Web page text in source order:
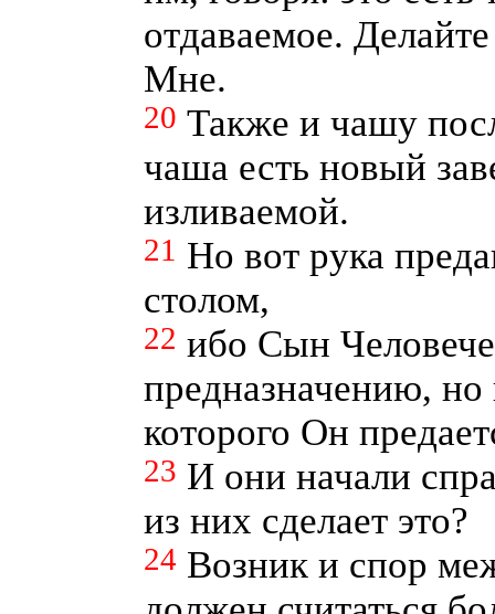
отдаваемое.
Мне.
20 Также и чашу
чаша есть новый
изливаемой.
21 Но вот рука
столом,
22 ибо Сын
предназначению, но
которого Он
23 И они начали
из них сделает это?
24 Возник и спор